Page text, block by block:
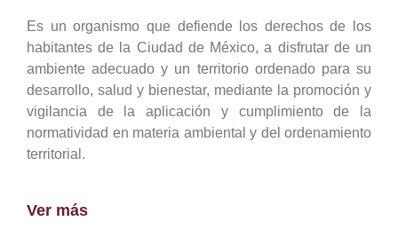
Es un organismo que defiende los derechos de los
habitantes de la Ciudad de México, a disfrutar de un
ambiente adecuado y un territorio ordenado para su
desarrollo, salud y bienestar, mediante la promoción y
vigilancia de la aplicación y cumplimiento de la
normatividad en materia ambiental y del ordenamiento
territorial.
Ver más